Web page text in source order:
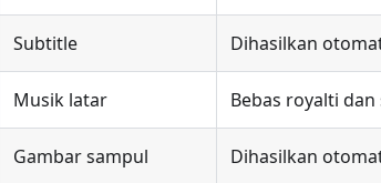
Subtitle Dihasilkan
Musik latar Bebas royalti
Gambar sampul Dihasilkan